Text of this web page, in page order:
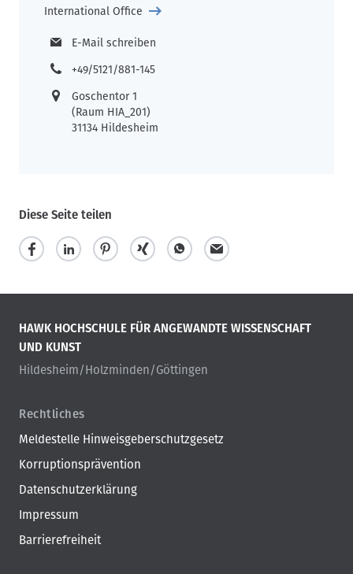
International Office
E-Mail schreiben
+49/5121/881-145
Goschentor 1
(Raum HIA_201)
31134 Hildesheim
Diese Seite teilen
HAWK HOCHSCHULE FÜR ANGEWANDTE WISSENSCHAFT
UND KUNST
Hildesheim/Holzminden/Göttingen
Rechtliches
Meldestelle Hinweisgeberschutzgesetz
Korruptionsprävention
Datenschutzerklärung
Impressum
Barrierefreiheit